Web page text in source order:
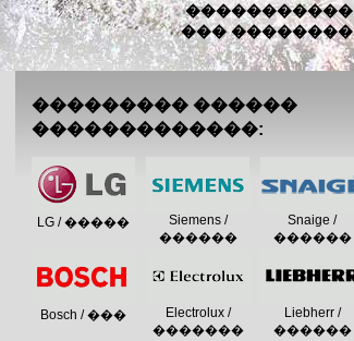
�����������
��� ��������
��������� ������
�������������:
LG / �����
Siemens /
������
Snaige /
������
Bosch / ���
Electrolux /
�������
Liebherr /
������